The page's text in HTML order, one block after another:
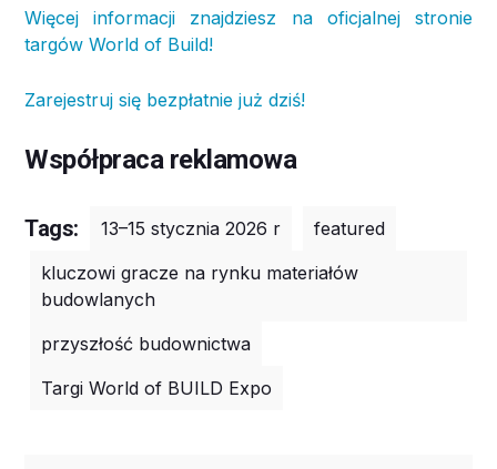
Więcej informacji znajdziesz na oficjalnej stronie
targów World of Build!
Zarejestruj się bezpłatnie już dziś!
Współpraca reklamowa
Tags: 13–15 stycznia 2026 r
featured
kluczowi gracze na rynku materiałów
budowlanych
przyszłość budownictwa
Targi World of BUILD Expo